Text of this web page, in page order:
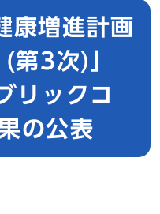
康増進計画
第3次)」
リックコ
の公表